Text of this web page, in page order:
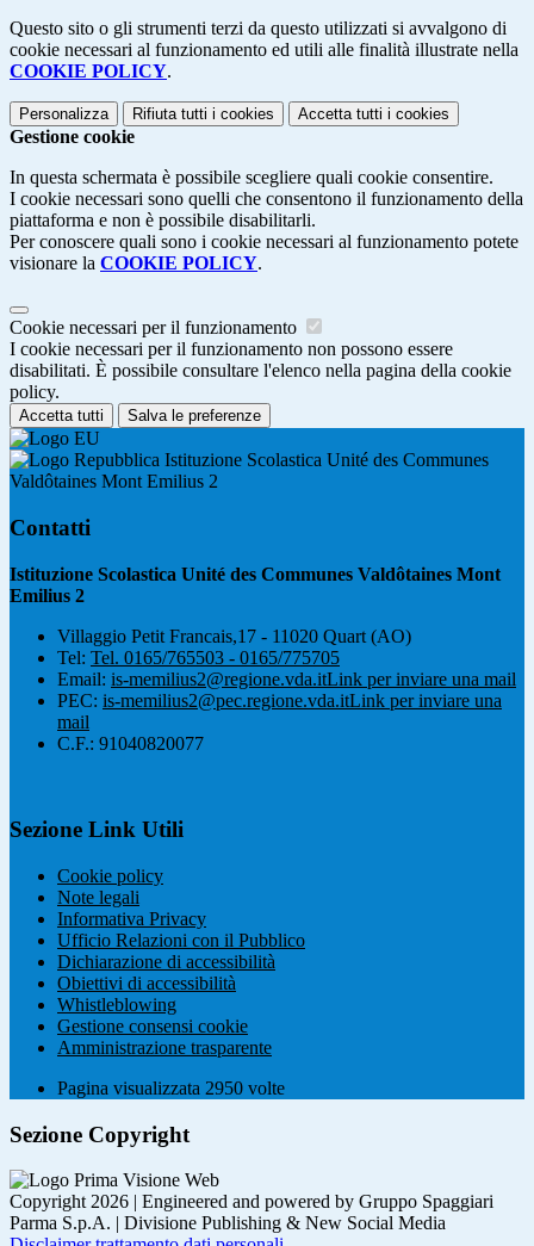
Questo sito o gli strumenti terzi da questo utilizzati si avvalgono di
cookie necessari al funzionamento ed utili alle finalità illustrate nella
COOKIE POLICY.
Personalizza Rifiuta tutti i cookies Accetta tutti i cookies
Gestione cookie
In questa schermata è possibile scegliere quali cookie consentire.
I cookie necessari sono quelli che consentono il funzionamento della
piattaforma e non è possibile disabilitarli.
Per conoscere quali sono i cookie necessari al funzionamento potete
visionare la COOKIE POLICY.
Cookie necessari per il funzionamento
I cookie necessari per il funzionamento non possono essere
disabilitati. È possibile consultare l'elenco nella pagina della cookie
policy.
Accetta tutti Salva le preferenze
Istituzione Scolastica Unité des Communes
Valdôtaines Mont Emilius 2
Contatti
Istituzione Scolastica Unité des Communes Valdôtaines Mont
Emilius 2
Villaggio Petit Francais,17 - 11020 Quart (AO)
Tel: Tel. 0165/765503 - 0165/775705
Email: is-memilius2@regione.vda.itLink per inviare una mail
PEC: is-memilius2@pec.regione.vda.itLink per inviare una
mail
C.F.: 91040820077
Sezione Link Utili
Cookie policy
Note legali
Informativa Privacy
Ufficio Relazioni con il Pubblico
Dichiarazione di accessibilità
Obiettivi di accessibilità
Whistleblowing
Gestione consensi cookie
Amministrazione trasparente
Pagina visualizzata 2950 volte
Sezione Copyright
Copyright 2026 | Engineered and powered by Gruppo Spaggiari
Parma S.p.A. | Divisione Publishing & New Social Media